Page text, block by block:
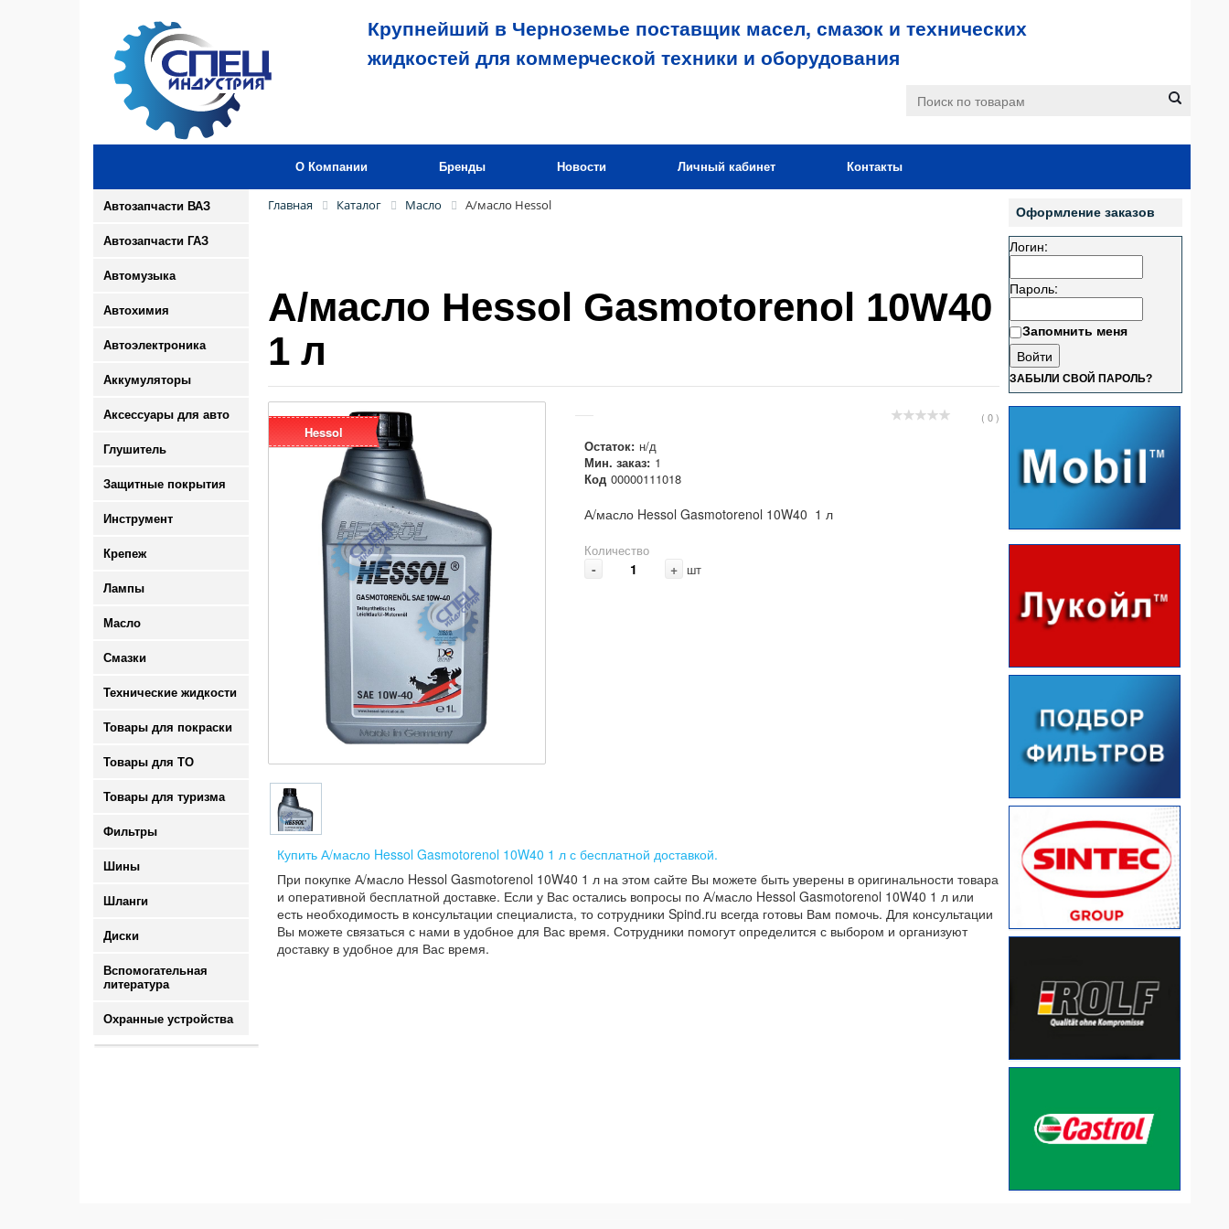
Крупнейший в Черноземье поставщик масел, смазок и технических
жидкостей для коммерческой техники и оборудования
О Компании Бренды Новости Личный кабинет Контакты
Автозапчасти ВАЗ
Автозапчасти ГАЗ
Автомузыка
Автохимия
Автоэлектроника
Аккумуляторы
Аксессуары для авто
Глушитель
Защитные покрытия
Инструмент
Крепеж
Лампы
Масло
Смазки
Технические жидкости
Товары для покраски
Товары для ТО
Товары для туризма
Фильтры
Шины
Шланги
Диски
Вспомогательная
литература
Охранные устройства
Главная Каталог Масло А/масло Hessol
А/масло Hessol Gasmotorenol 10W40
1 л
Hessol
( 0 )
Остаток: н/д
Мин. заказ: 1
Код 00000111018
А/масло Hessol Gasmotorenol 10W40 1 л
Количество
- + шт
Купить А/масло Hessol Gasmotorenol 10W40 1 л с бесплатной доставкой.
При покупке А/масло Hessol Gasmotorenol 10W40 1 л на этом сайте Вы можете быть уверены в оригинальности товара
и оперативной бесплатной доставке. Если у Вас остались вопросы по А/масло Hessol Gasmotorenol 10W40 1 л или
есть необходимость в консультации специалиста, то сотрудники Spind.ru всегда готовы Вам помочь. Для консультации
Вы можете связаться с нами в удобное для Вас время. Сотрудники помогут определится с выбором и организуют
доставку в удобное для Вас время.
Оформление заказов
Логин:
Пароль:
Запомнить меня
ЗАБЫЛИ СВОЙ ПАРОЛЬ?